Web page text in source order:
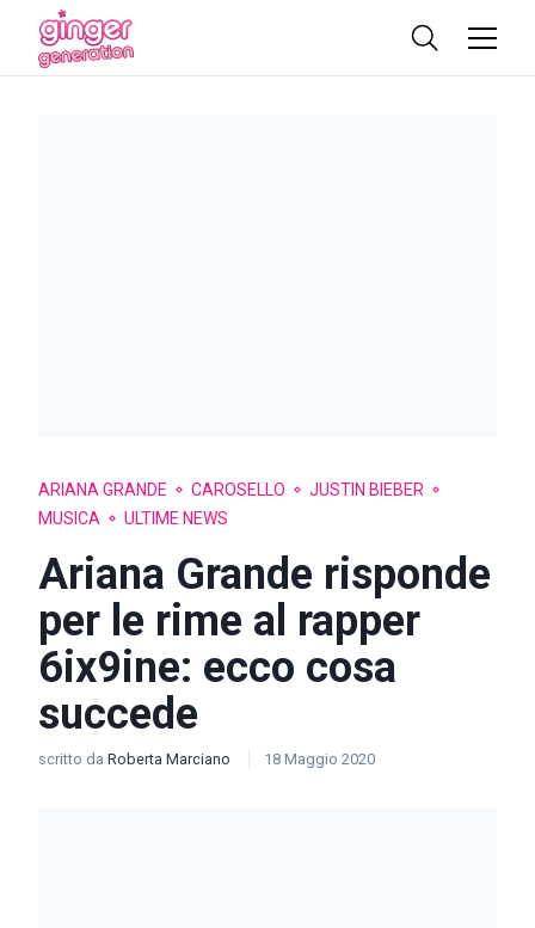
ARIANA GRANDE CAROSELLO
JUSTIN BIEBER
MUSICA
ULTIME NEWS
Ariana Grande risponde
per le rime al rapper
6ix9ine: ecco cosa
succede
scritto da Roberta Marciano 18 Maggio 2020